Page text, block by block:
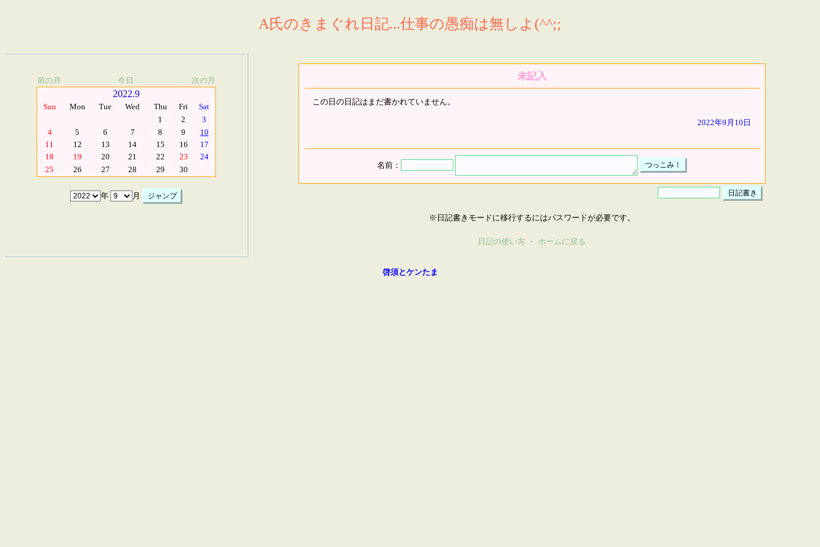
A氏のきまぐれ日記...仕事の愚痴は無しよ(^^;;
前の月 今日 次の月
2022.9
Sun Mon Tue Wed Thu Fri
Sat
1
2
3
4
5 6 7 8 9
10
11
12 13 14 15 16
17
18
19 20 21 22 23
24
25
26 27 28 29 30
年 月
未記入
この日の日記はまだ書かれていません。
2022年9月10日
名前：
※日記書きモードに移行するにはパスワードが必要です。
日記の使い方 ・ ホームに戻る
啓須とケンたま